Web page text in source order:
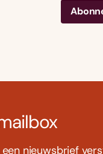
nieuwsbrief